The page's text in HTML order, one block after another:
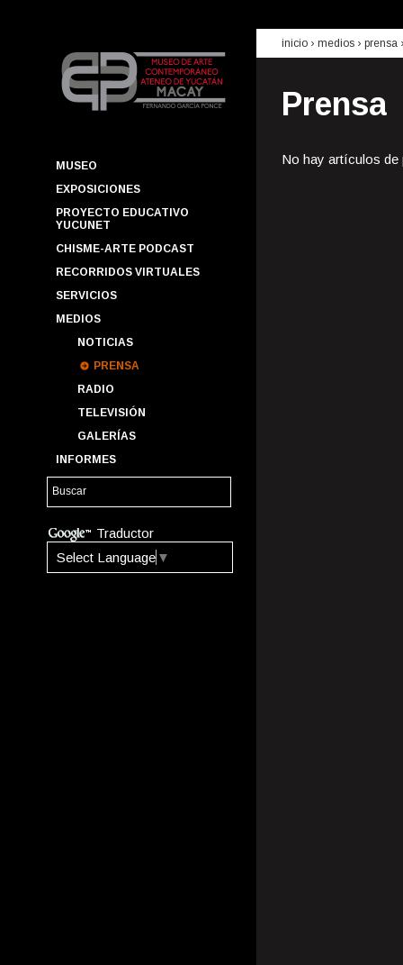
MUSEO
EXPOSICIONES
PROYECTO EDUCATIVO
YUCUNET
CHISME-ARTE PODCAST
RECORRIDOS VIRTUALES
SERVICIOS
MEDIOS
NOTICIAS
PRENSA
RADIO
TELEVISIÓN
GALERÍAS
INFORMES
Traductor
Select Language ▼
inicio › medios › prensa
Prensa
No hay artículos de